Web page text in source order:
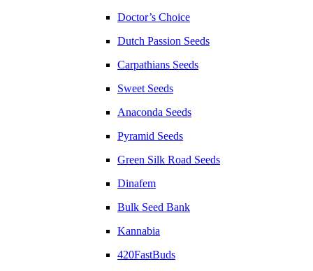
Doctor’s Choice
Dutch Passion Seeds
Carpathians Seeds
Sweet Seeds
Anaconda Seeds
Pyramid Seeds
Green Silk Road Seeds
Dinafem
Bulk Seed Bank
Kannabia
420FastBuds